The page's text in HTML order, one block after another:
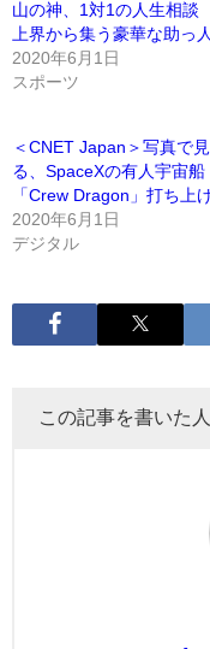
山の神、1対1の人生相
上界から集う豪華な助っ人
2020年6月1日
スポーツ
＜CNET Japan＞写真で見
る、SpaceXの有人宇宙船
「Crew Dragon」打ち上
2020年6月1日
デジタル
この記事を書いた人